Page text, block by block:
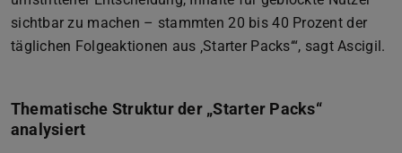
sichtbar zu machen – stammten 20 bis 40 Prozent der
täglichen Folgeaktionen aus ‚Starter Packs‘“, sagt Ascigil.
Thematische Struktur der „Starter Packs“
analysiert